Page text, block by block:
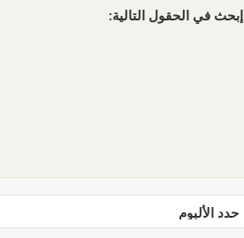
إبحث في الحقول التالية: